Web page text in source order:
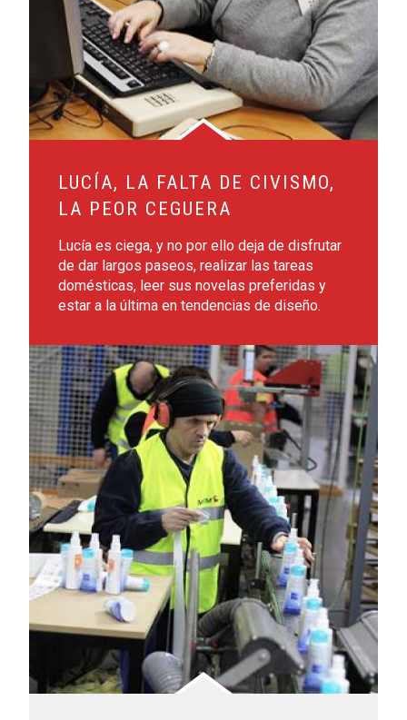
LUCÍA, LA FALTA DE CIVISMO,
LA PEOR CEGUERA
Lucía es ciega, y no por ello deja de disfrutar
de dar largos paseos, realizar las tareas
domésticas, leer sus novelas preferidas y
estar a la última en tendencias de diseño.
Leer más sobre Pedro, la formación, el mejor aliado para el